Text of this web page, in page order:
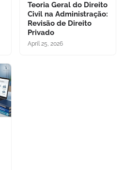
Teoria Geral do Direito
Civil na Administração:
Revisão de Direito
Privado
April 25, 2026